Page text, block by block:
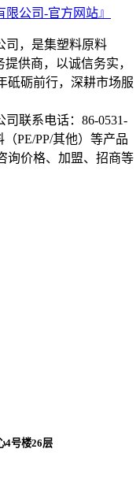
司，是集塑料原料
提供商，以诚信务实，
砥砺前行，深耕市场服
司联系电话：86-0531-
PE/PP/其他）等产品
询价格、加盟、招商等
4号楼26层